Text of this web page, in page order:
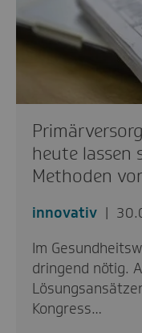
heute lassen
Methoden
innovativ
Im
dringend nötig.
Kongress…